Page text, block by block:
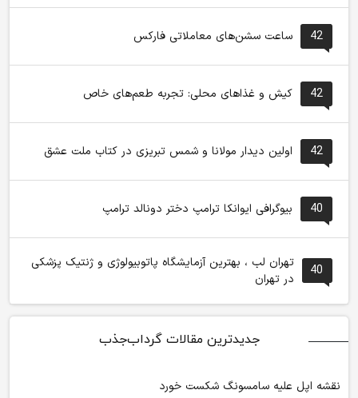
42 ساعت سشن‌های معاملاتی فارکس
42 کیش و غذاهای محلی: تجربه طعم‌های خاص
42 اولین دیدار مولانا و شمس تبریزی در کتاب ملت عشق
40 بیوگرافی ایوانکا ترامپ دختر دونالد ترامپ
40
تهران لب ، بهترین آزمایشگاه پاتوبیولوژی و ژنتیک پزشکی
در تهران
جدیدترین مقالات گرداب‌جذب
نقشه اپل علیه سامسونگ شکست خورد